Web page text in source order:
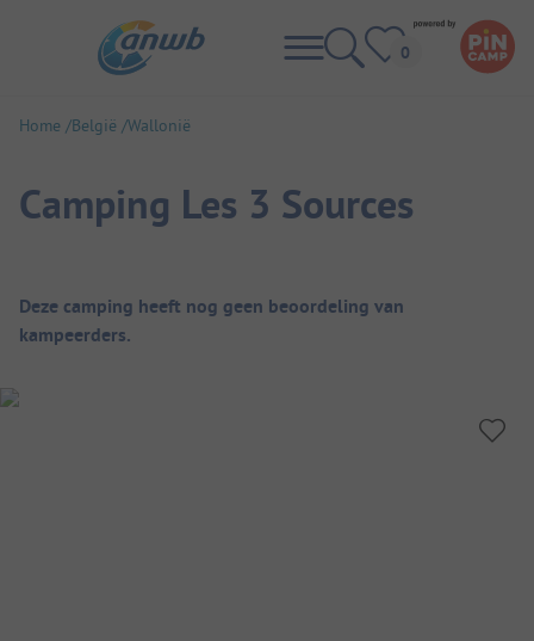
Home België Wallonië
Camping Les 3 Sources
Camping overzicht
Deze camping heeft nog geen beoordeling van
kampeerders.